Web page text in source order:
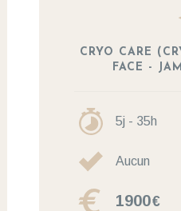
CRYO CARE
FACE -
5j - 35h
Aucun
1900€